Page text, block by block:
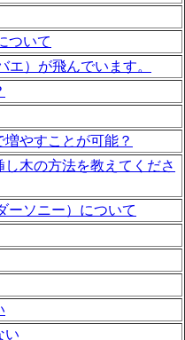
ついて
エ）が飛んでいます。
増やすことが可能？
し木の方法を教えてくださ
ーソニー）について
い